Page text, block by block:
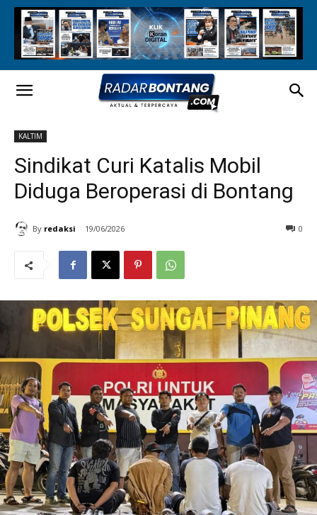
KALTIM
Sindikat Curi Katalis Mobil
Diduga Beroperasi di Bontang
By redaksi 19/06/2026 0